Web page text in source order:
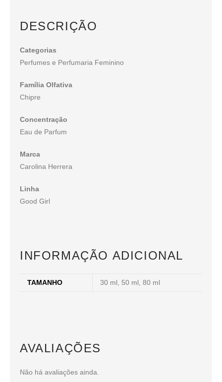
DESCRIÇÃO
Categorias
Perfumes e Perfumaria Feminino
Família Olfativa
Chipre
Concentração
Eau de Parfum
Marca
Carolina Herrera
Linha
Good Girl
INFORMAÇÃO ADICIONAL
TAMANHO 30 ml, 50 ml, 80 ml
AVALIAÇÕES
Não há avaliações ainda.